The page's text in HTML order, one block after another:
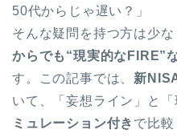
50代からじゃ遅い？」
そんな疑問を持つ方は少な
からでも“現実的なFIRE”
す。この記事では、 新
いて、「妄想ライン」と
ミュレーション付き で比較